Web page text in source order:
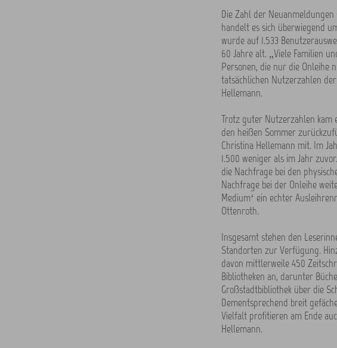
Die Zahl der Neuanmeldungen
handelt es sich überwiegend
wurde auf 1.533
60 Jahre alt. „Viele Familien
Personen, die nur die Onleihe
tatsächlichen Nutzerzahlen
Hellemann.
Trotz guter Nutzerzahlen kam
den heißen Sommer
Christina Hellemann mit. Im
1.500 weniger als im Jahr
die Nachfrage bei den
Nachfrage bei der Onleihe
Medium‘ ein echter
Ottenroth.
Insgesamt stehen den
Standorten zur Verfügung.
davon mittlerweile 450
Bibliotheken an, darunter
Großstadtbibliothek über die
Dementsprechend breit
Vielfalt profitieren am Ende
Hellemann.